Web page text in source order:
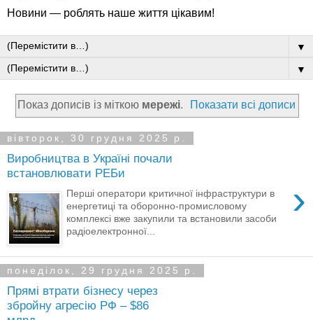
Новини — роблять наше життя цікавим!
▼
▼
Показ дописів із міткою мережі. Показати всі дописи
вівторок, 30 грудня 2025 р.
Виробництва в Україні почали
встановлювати РЕБи
›
Перші оператори критичної інфраструктури в
енергетиці та оборонно-промисловому
комплексі вже закупили та встановили засоби
радіоелектронної...
понеділок, 29 грудня 2025 р.
Прямі втрати бізнесу через
збройну агресію РФ – $86